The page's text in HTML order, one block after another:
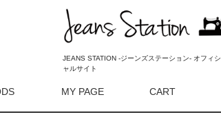
JEANS STATION -ジーンズステーション- オフィシ
ャルサイト
MY PAGE CART